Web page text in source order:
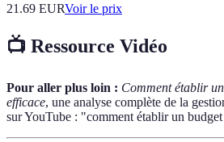
21.69 EURVoir le prix
📺 Ressource Vidéo
Pour aller plus loin : Comment établir
efficace, une analyse complète de la
sur YouTube : "comment établir un